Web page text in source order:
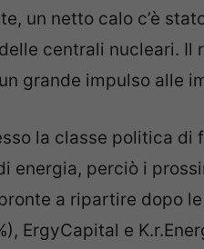
un netto calo c’è
centrali nucleari. Il
grande impulso alle
la classe politica
energia, perciò i
a ripartire dopo
ErgyCapital e